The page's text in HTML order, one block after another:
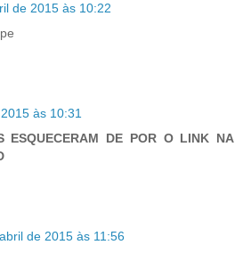
de 2015 às 10:22
às 10:31
ESQUECERAM DE POR O LINK NA
de 2015 às 11:56